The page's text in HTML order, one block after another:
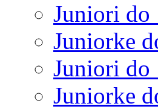
Juniori do
Juniorke
Juniori do
Juniorke